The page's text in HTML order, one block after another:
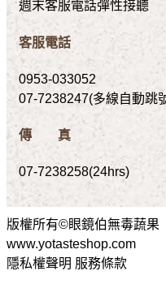
週末客服電話彈性接聽
客服電話
0953-033052
07-7238247(多線自動跳
傳 真
07-7238258(24hrs)
版權所有©眼鏡伯無毒蔬果
www.yotasteshop.com
隱私權聲明 服務條款